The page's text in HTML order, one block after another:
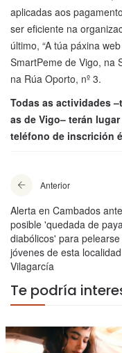
aplicadas aos
ser eficiente na
último, “A túa páxina
SmartPeme de Vigo, na
na Rúa Oporto, nº 3.
Todas as actividades
as de Vigo– terán
teléfono de inscrición
Anterior
Alerta en Cambados
posible 'quedada de
diabólicos' para
jóvenes de esta
Vilagarcía
Te podría